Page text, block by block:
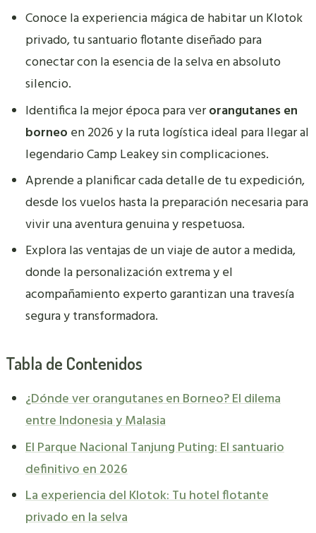
Conoce la experiencia mágica de habitar un Klotok
privado, tu santuario flotante diseñado para
conectar con la esencia de la selva en absoluto
silencio.
Identifica la mejor época para verorangutanes en
borneo en 2026 y la ruta logística ideal para llegar al
legendario Camp Leakey sin complicaciones.
Aprende a planificar cada detalle de tu expedición,
desde los vuelos hasta la preparación necesaria para
vivir una aventura genuina y respetuosa.
Explora las ventajas de un viaje de autor a medida,
donde la personalización extrema y el
acompañamiento experto garantizan una travesía
segura y transformadora.
Tabla de Contenidos
¿Dónde ver orangutanes en Borneo? El dilema
entre Indonesia y Malasia
El Parque Nacional Tanjung Puting: El santuario
definitivo en 2026
La experiencia del Klotok: Tu hotel flotante
privado en la selva